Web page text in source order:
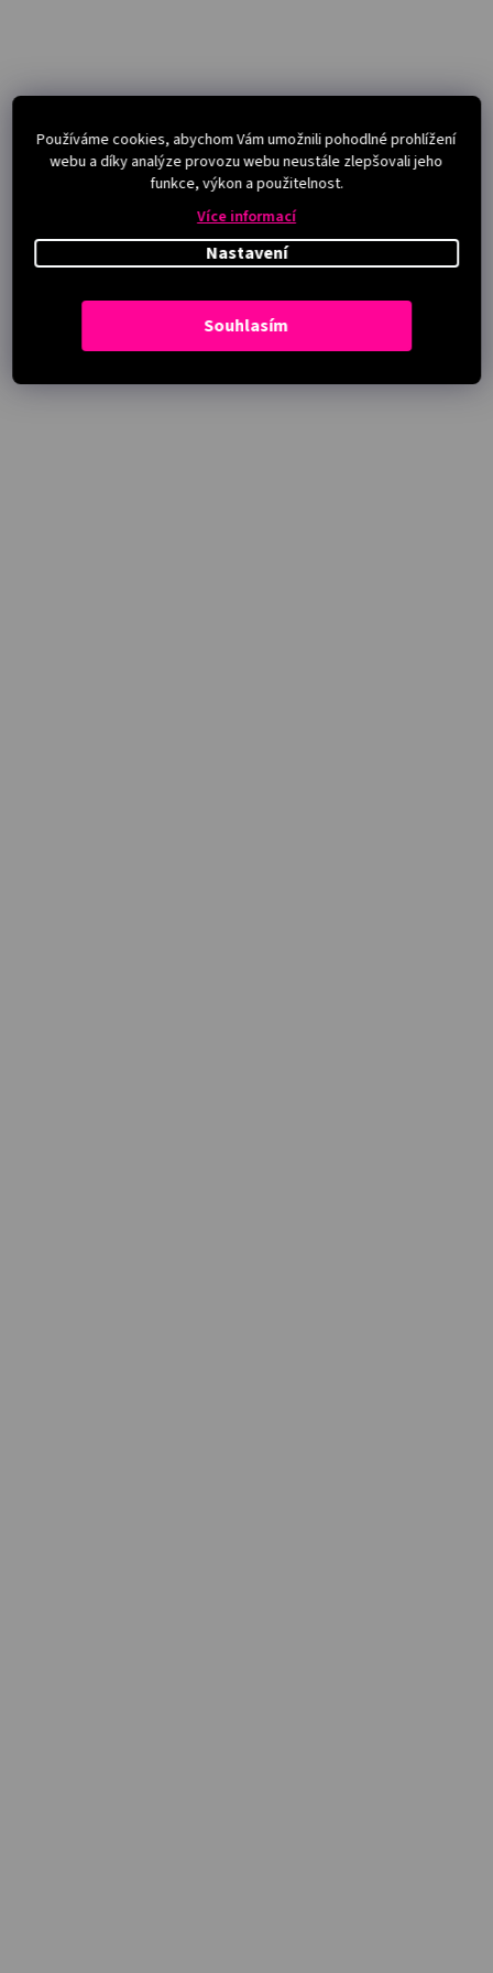
Používáme cookies, abychom Vám umožnili pohodlné prohlížení
webu a díky analýze provozu webu neustále zlepšovali jeho
funkce, výkon a použitelnost.
Více informací
Nastavení
Souhlasím